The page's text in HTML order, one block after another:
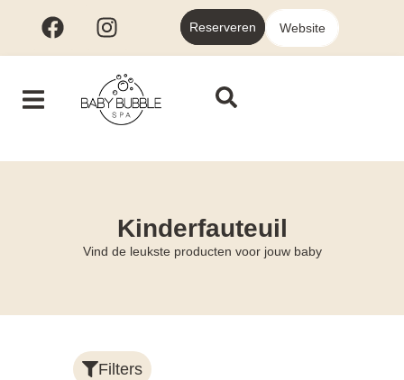
Reserveren Website
Kinderfauteuil
Vind de leukste producten voor jouw baby
Filters